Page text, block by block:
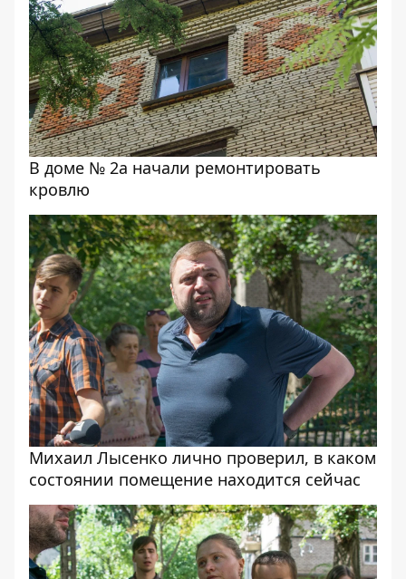
В доме № 2а начали ремонтировать
кровлю
Михаил Лысенко лично проверил, в каком
состоянии помещение находится сейчас